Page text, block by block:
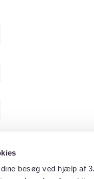
besøg ved hjælp af